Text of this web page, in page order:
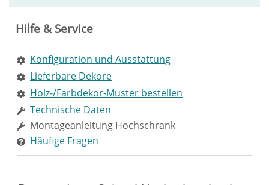
Hilfe & Service
Konfiguration und Ausstattung
Lieferbare Dekore
Holz-/Farbdekor-Muster bestellen
Technische Daten
Montageanleitung Hochschrank
Häufige Fragen